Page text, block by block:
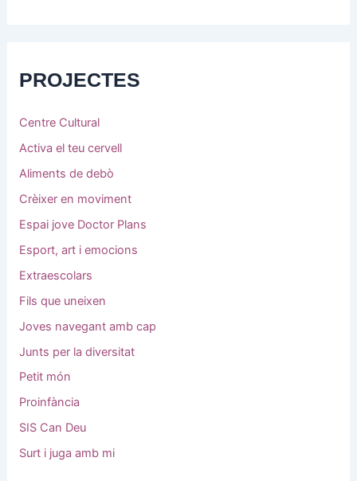
PROJECTES
Centre Cultural
Activa el teu cervell
Aliments de debò
Crèixer en moviment
Espai jove Doctor Plans
Esport, art i emocions
Extraescolars
Fils que uneixen
Joves navegant amb cap
Junts per la diversitat
Petit món
Proinfància
SIS Can Deu
Surt i juga amb mi